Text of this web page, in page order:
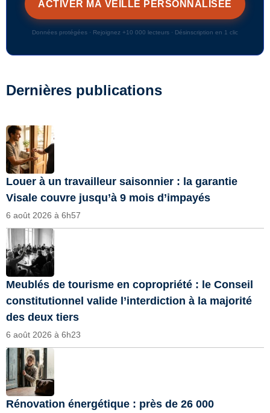
Données protégées · Rejoignez +10 000 lecteurs · Désinscription en 1 clic
Dernières publications
Louer à un travailleur saisonnier : la garantie
Visale couvre jusqu’à 9 mois d’impayés
6 août 2026 à 6h57
Meublés de tourisme en copropriété : le Conseil
constitutionnel valide l’interdiction à la majorité
des deux tiers
6 août 2026 à 6h23
Rénovation énergétique : près de 26 000